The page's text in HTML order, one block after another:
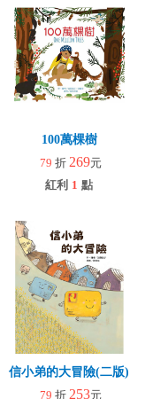
100萬棵樹
79 折 269元
紅利 1 點
信小弟的大冒險(二版)
79 折 253元